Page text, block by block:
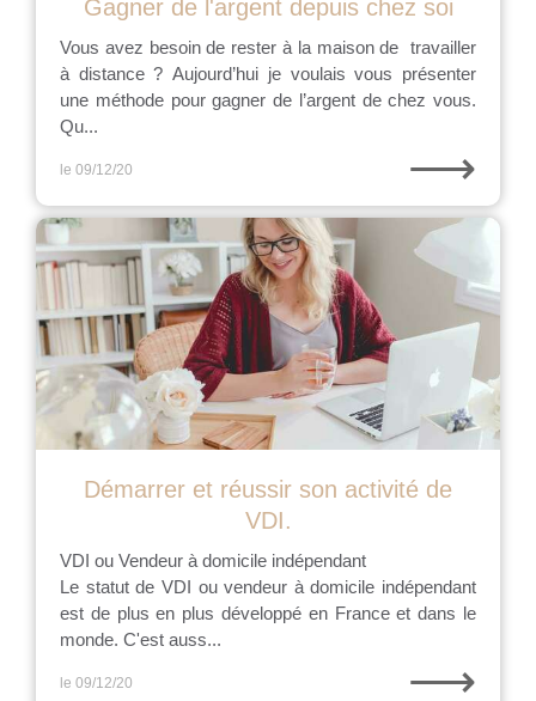
Gagner de l'argent depuis chez soi
Vous avez besoin de rester à la maison de travailler
à distance ? Aujourd’hui je voulais vous présenter
une méthode pour gagner de l’argent de chez vous.
Qu...
le 09/12/20 ⟶
Démarrer et réussir son activité de
VDI.
VDI ou Vendeur à domicile indépendant
Le statut de VDI ou vendeur à domicile indépendant
est de plus en plus développé en France et dans le
monde. C'est auss...
le 09/12/20 ⟶